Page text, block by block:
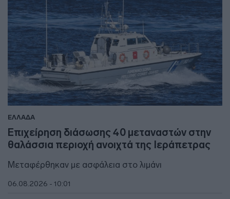
ΕΛΛΑΔΑ
Επιχείρηση διάσωσης 40 μεταναστών στην
θαλάσσια περιοχή ανοιχτά της Ιεράπετρας
Μεταφέρθηκαν με ασφάλεια στο λιμάνι
06.08.2026 - 10:01